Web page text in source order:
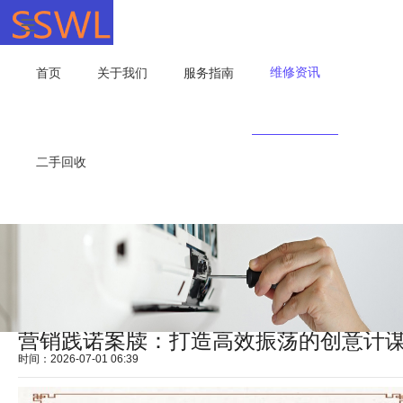
首页 关于我们 服务指南 维修资讯
二手回收
营销践诺案牍：打造高效振荡的创意计
时间：2026-07-01 06:39